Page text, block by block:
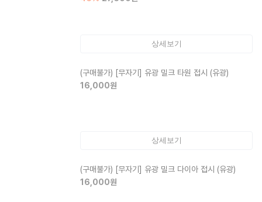
상세보기
(구매불가) [무자기] 유광 밀크 타원 접시 (유광)
16,000원
상세보기
(구매불가) [무자기] 유광 밀크 다이아 접시 (유광)
16,000원